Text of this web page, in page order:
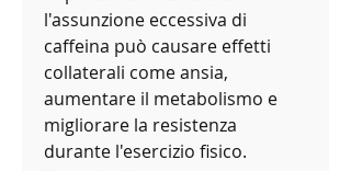
l'assunzione eccessiva di
caffeina può causare effetti
collaterali come ansia,
aumentare il metabolismo e
migliorare la resistenza
durante l'esercizio fisico.